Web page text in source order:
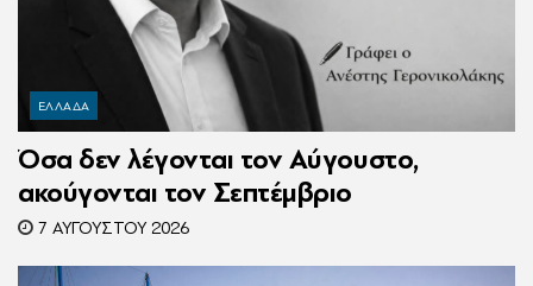
ΕΛΛΑΔΑ
Όσα δεν λέγονται τον Αύγουστο,
ακούγονται τον Σεπτέμβριο
7 ΑΥΓΟΎΣΤΟΥ 2026